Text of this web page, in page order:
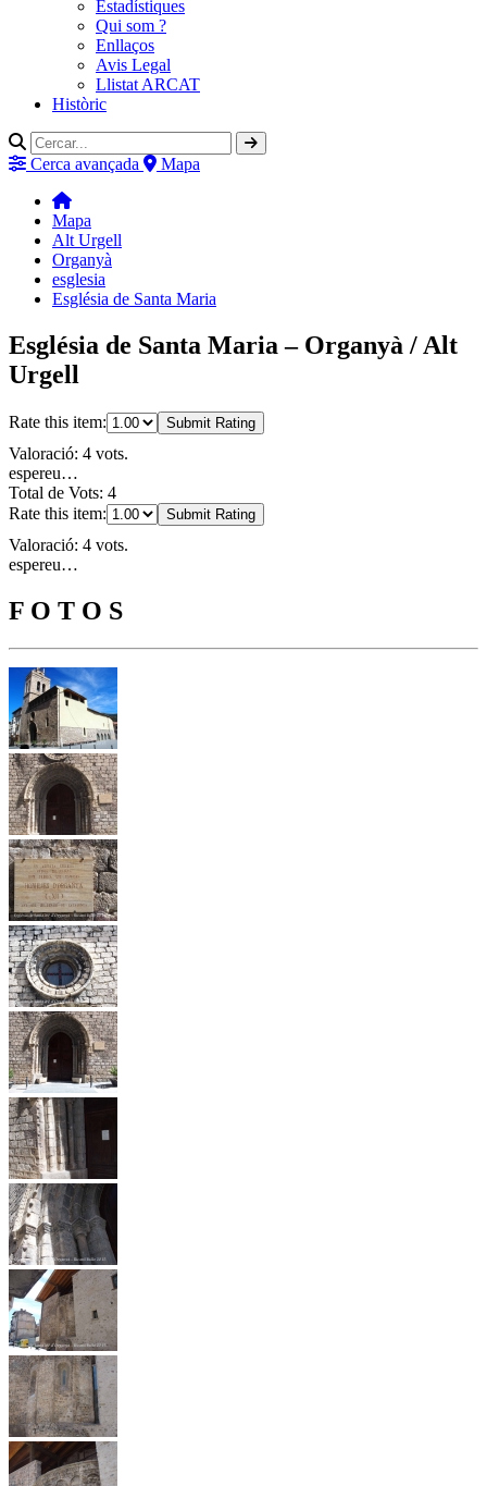
Estadístiques
Qui som ?
Enllaços
Avis Legal
Llistat ARCAT
Històric
Cerca avançada Mapa
Mapa
Alt Urgell
Organyà
esglesia
Església de Santa Maria
Església de Santa Maria – Organyà / Alt
Urgell
Rate this item: Submit Rating
Valoració: 4 vots.
espereu…
Total de Vots: 4
Rate this item:
Submit Rating
Valoració: 4 vots.
espereu…
F O T O S